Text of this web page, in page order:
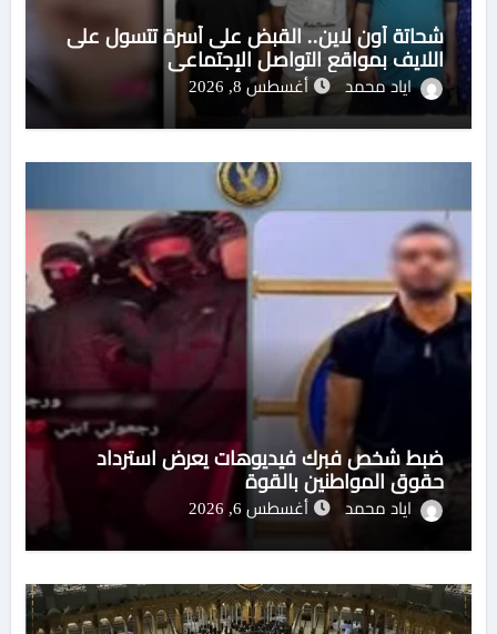
شحاتة أون لاين.. القبض على أسرة تتسول على
اللايف بمواقع التواصل الإجتماعى
اياد محمد أغسطس 8, 2026
ضبط شخص فبرك فيديوهات يعرض استرداد
حقوق المواطنين بالقوة
اياد محمد أغسطس 6, 2026